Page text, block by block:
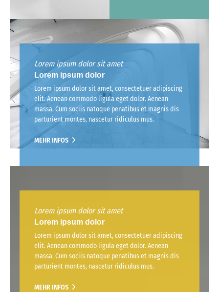
Lorem ipsum dolor sit amet
Lorem ipsum dolor
Lorem ipsum dolor sit amet, consectetuer adipiscing
elit. Aenean commodo ligula eget dolor. Aenean
massa. Cum sociis natoque penatibus et magnis dis
parturient montes, nascetur ridiculus mus.
MEHR INFOS
Lorem ipsum dolor sit amet
Lorem ipsum dolor
Lorem ipsum dolor sit amet, consectetuer adipiscing
elit. Aenean commodo ligula eget dolor. Aenean
massa. Cum sociis natoque penatibus et magnis dis
parturient montes, nascetur ridiculus mus.
MEHR INFOS